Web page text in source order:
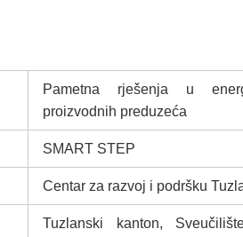
Pametna rješenja u
proizvodnih preduzeća
SMART STEP
Centar za razvoj i podršku
Tuzlanski kanton,